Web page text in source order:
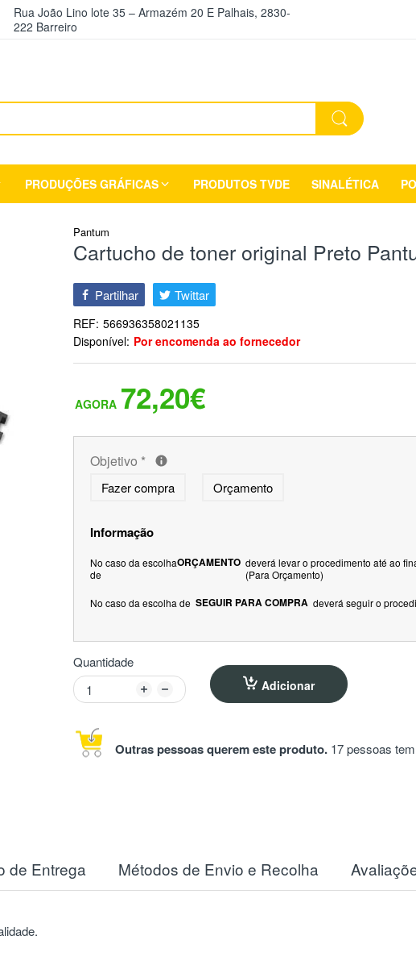
Rua João Lino lote 35 – Armazém 20 E Palhais, 2830-
222 Barreiro
PRODUÇÕES GRÁFICAS PRODUTOS TVDE SINALÉTICA
Pantum
Cartucho de toner original Preto
Partilhar Twittar
REF: 566936358021135
Disponível: Por encomenda ao fornecedor
72,20€
Objetivo *
Fazer compra Orçamento
Informação
No caso da escolha
de
ORÇAMENTOdeverá levar o procedimento até ao
(Para Orçamento)
No caso da escolha de SEGUIR PARA COMPRA deverá seguir o
Quantidade
Adicionar
Outras pessoas querem este produto. 17 pessoas
de Entrega Métodos de Envio e Recolha